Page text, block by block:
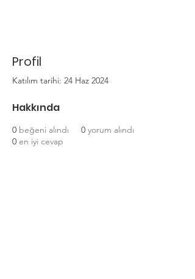
Profil
Katılım tarihi: 24 Haz 2024
Hakkında
0 beğeni alındı 0 yorum alındı
0 en iyi cevap